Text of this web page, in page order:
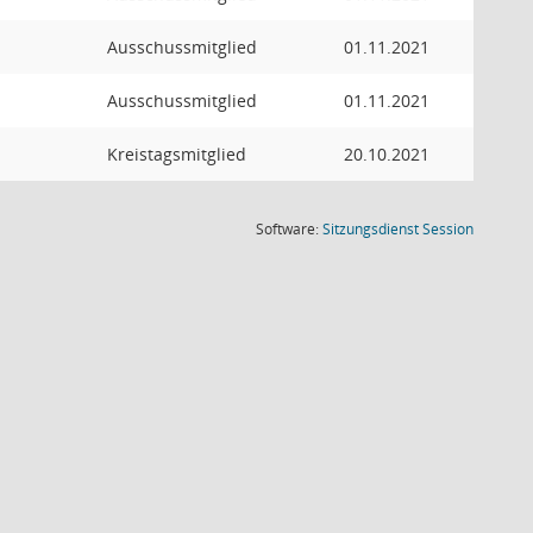
Ausschussmitglied 01.11.2021
Ausschussmitglied 01.11.2021
Kreistagsmitglied 20.10.2021
Software:SitzungsdienstSession(Wird in